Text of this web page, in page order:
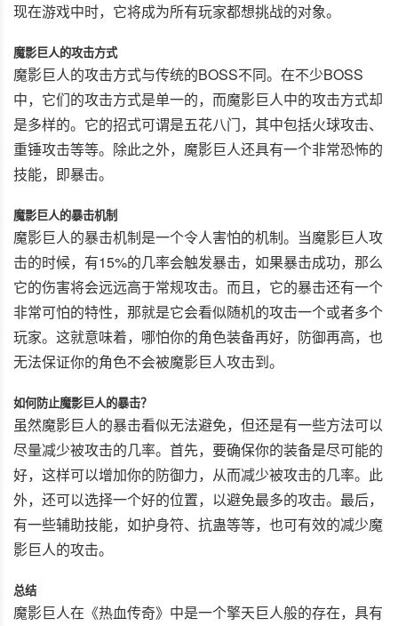
现在游戏中时，它将成为所有玩家都想挑战的对象。
魔影巨人的攻击方式
魔影巨人的攻击方式与传统的BOSS不同。在不少BOSS
中，它们的攻击方式是单一的，而魔影巨人中的攻击方式却
是多样的。它的招式可谓是五花八门，其中包括火球攻击、
重锤攻击等等。除此之外，魔影巨人还具有一个非常恐怖的
技能，即暴击。
魔影巨人的暴击机制
魔影巨人的暴击机制是一个令人害怕的机制。当魔影巨人攻
击的时候，有15%的几率会触发暴击，如果暴击成功，那么
它的伤害将会远远高于常规攻击。而且，它的暴击还有一个
非常可怕的特性，那就是它会看似随机的攻击一个或者多个
玩家。这就意味着，哪怕你的角色装备再好，防御再高，也
无法保证你的角色不会被魔影巨人攻击到。
如何防止魔影巨人的暴击？
虽然魔影巨人的暴击看似无法避免，但还是有一些方法可以
尽量减少被攻击的几率。首先，要确保你的装备是尽可能的
好，这样可以增加你的防御力，从而减少被攻击的几率。此
外，还可以选择一个好的位置，以避免最多的攻击。最后，
有一些辅助技能，如护身符、抗蛊等等，也可有效的减少魔
影巨人的攻击。
总结
魔影巨人在《热血传奇》中是一个擎天巨人般的存在，具有